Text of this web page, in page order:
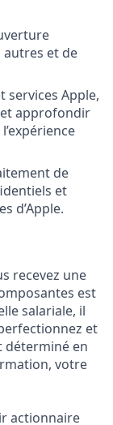
autres et de
services Apple,
approfondir
de
et
d’Apple.
recevez une
est
salariale, il
et
déterminé en
votre
actionnaire